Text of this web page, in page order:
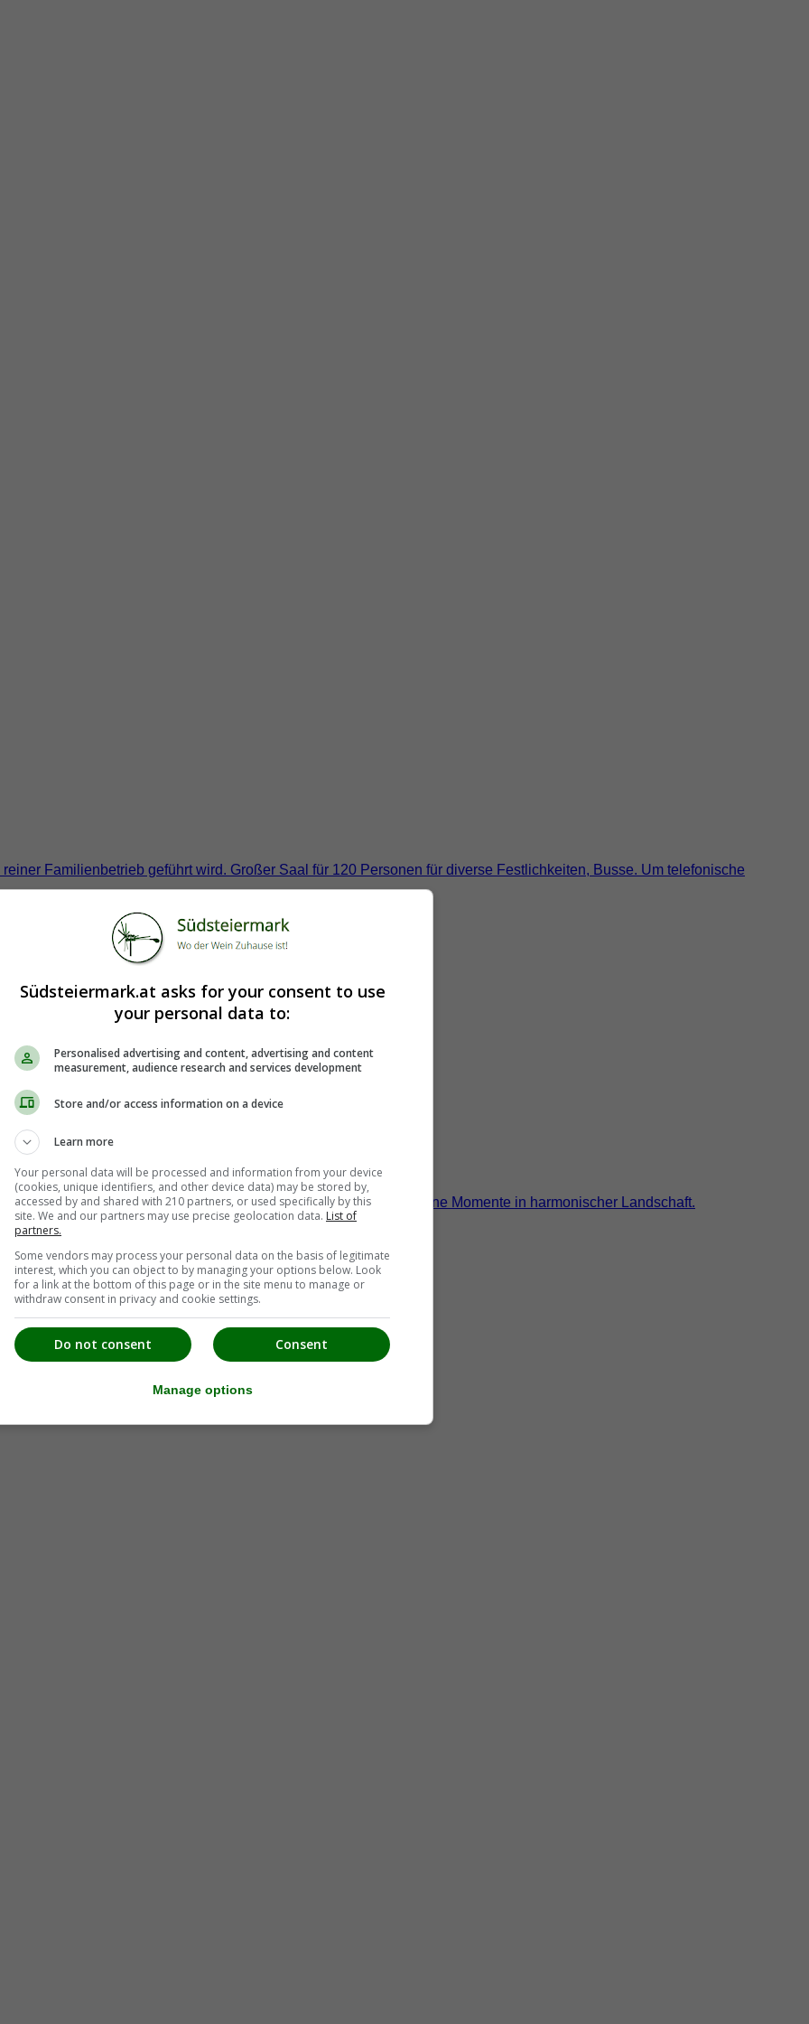
Familienbetrieb geführt wird. Großer Saal für 120 Personen für diverse Festlichkeiten, Busse. Um telefonische
Gönnen Sie sich ein paar Stunden und geniesen Sie schöne Momente in harmonischer Landschaft.
Südsteiermark.at asks for your consent to use
your personal data to:
Personalised advertising and content, advertising and content
measurement, audience research and services development
Store and/or access information on a device
Learn more
Your personal data will be processed and information from your device
(cookies, unique identifiers, and other device data) may be stored by,
accessed by and shared with 210 partners, or used specifically by this
site. We and our partners may use precise geolocation data. List of
partners.
Some vendors may process your personal data on the basis of legitimate
interest, which you can object to by managing your options below. Look
for a link at the bottom of this page or in the site menu to manage or
withdraw consent in privacy and cookie settings.
Consent
Do not consent
Manage options